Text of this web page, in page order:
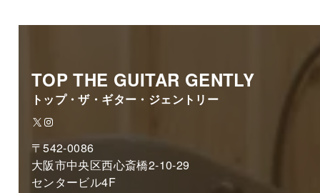
TOP THE GUITAR GENTLY
トップ・ザ・ギター・ジェントリー
X Instagram
〒542-0086
大阪市中央区西心斎橋2-10-29
センタービル4F